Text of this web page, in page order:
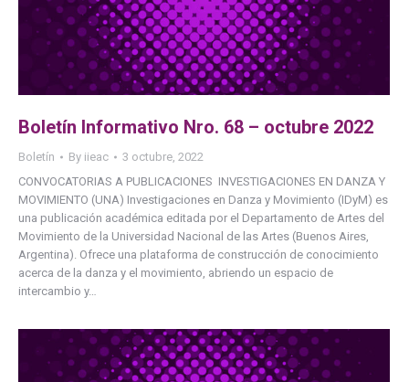
Boletín Informativo Nro. 68 – octubre 2022
Boletín By iieac
3 octubre, 2022
CONVOCATORIAS A PUBLICACIONES INVESTIGACIONES EN DANZA Y
MOVIMIENTO (UNA) Investigaciones en Danza y Movimiento (IDyM) es
una publicación académica editada por el Departamento de Artes del
Movimiento de la Universidad Nacional de las Artes (Buenos Aires,
Argentina). Ofrece una plataforma de construcción de conocimiento
acerca de la danza y el movimiento, abriendo un espacio de
intercambio y…